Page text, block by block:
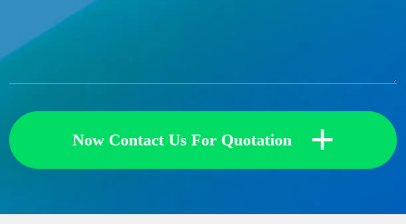
Now Contact Us For Quotation +